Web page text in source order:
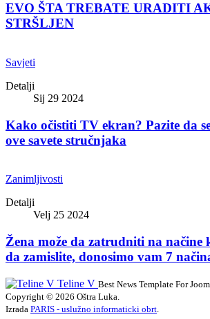
EVO ŠTA TREBATE URADITI
STRŠLJEN
Savjeti
Detalji
Sij 29 2024
Kako očistiti TV ekran? Pazite da
ove savete stručnjaka
Zanimljivosti
Detalji
Velj 25 2024
Žena može da zatrudniti na načine
da zamislite, donosimo vam 7
Teline V Best News Template For
Copyright © 2026 Oštra Luka.
Izrada PARIS - uslužno informaticki obrt